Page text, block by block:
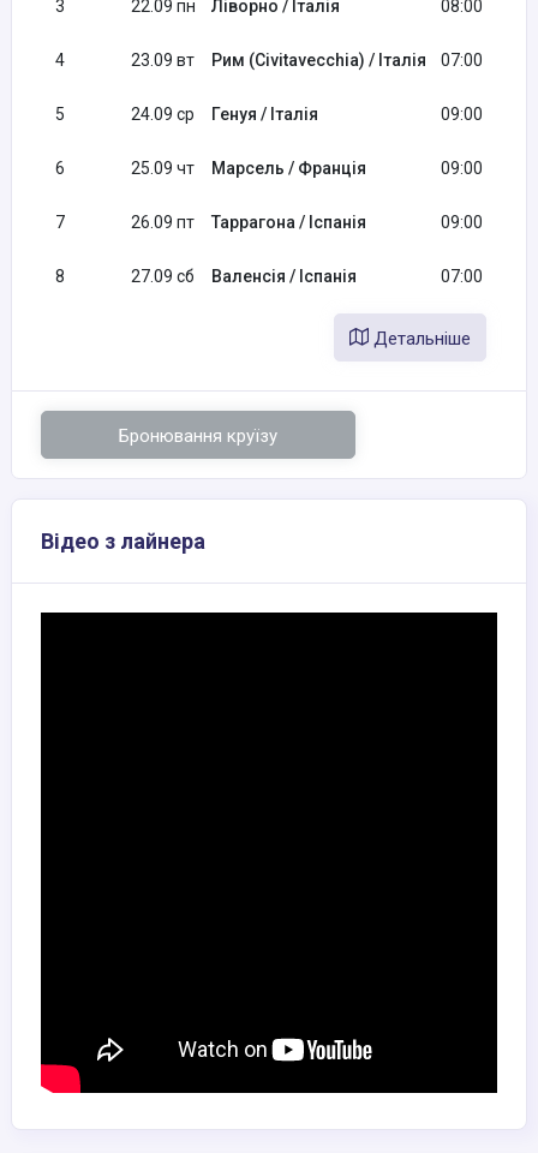
3 22.09 пн Ліворно / Італія 08:00
4 23.09 вт Рим (Civitavecchia) / Італія 07:00
5 24.09 ср Генуя / Італія 09:00
6 25.09 чт Марсель / Франція 09:00
7 26.09 пт Таррагона / Іспанія 09:00
8 27.09 сб Валенсія / Іспанія 07:00
Детальніше
Бронювання круїзу
Відео з лайнера